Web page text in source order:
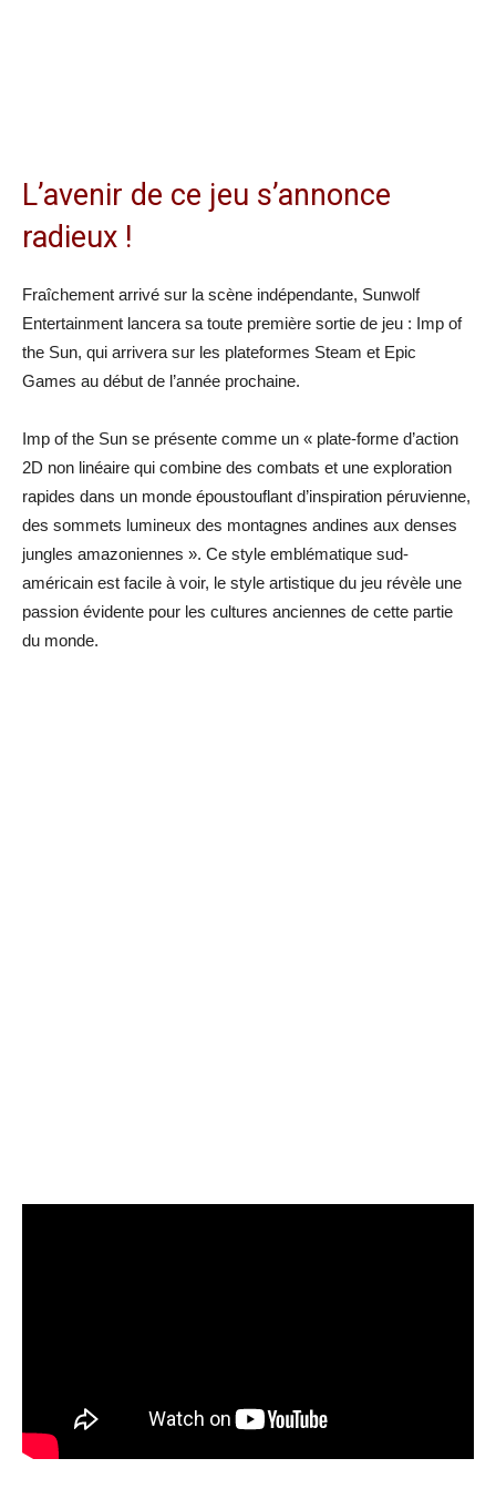
L’avenir de ce jeu s’annonce
radieux !
Fraîchement arrivé sur la scène indépendante, Sunwolf
Entertainment lancera sa toute première sortie de jeu : Imp of
the Sun, qui arrivera sur les plateformes Steam et Epic
Games au début de l’année prochaine.
Imp of the Sun se présente comme un « plate-forme d’action
2D non linéaire qui combine des combats et une exploration
rapides dans un monde époustouflant d’inspiration péruvienne,
des sommets lumineux des montagnes andines aux denses
jungles amazoniennes ». Ce style emblématique sud-
américain est facile à voir, le style artistique du jeu révèle une
passion évidente pour les cultures anciennes de cette partie
du monde.